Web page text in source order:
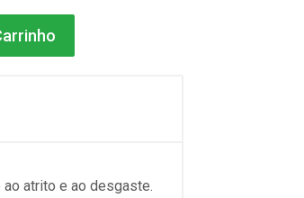
atrito e ao desgaste.